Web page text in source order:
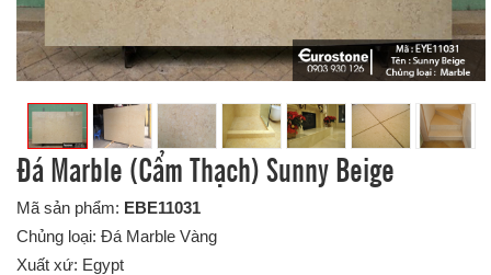
Đá Marble (Cẩm Thạch) Sunny Beige
Mã sản phẩm: EBE11031
Chủng loại: Đá Marble Vàng
Xuất xứ: Egypt